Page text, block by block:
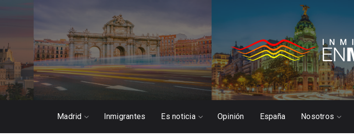
Madrid Inmigrantes Es noticia Opinión España Nosotros